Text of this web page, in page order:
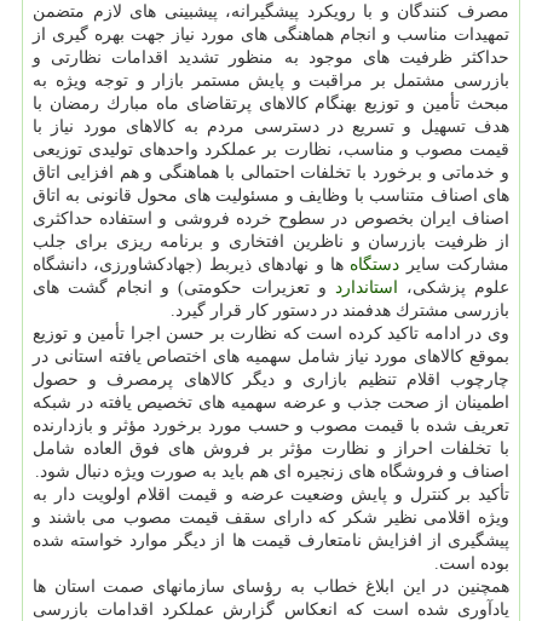
مصرف كنندگان و با رویكرد پیشگیرانه، پیشبینی های لازم متضمن
تمهیدات مناسب و انجام هماهنگی های مورد نیاز جهت بهره گیری از
حداكثر ظرفیت های موجود به منظور تشدید اقدامات نظارتی و
بازرسی مشتمل بر مراقبت و پایش مستمر بازار و توجه ویژه به
مبحث تأمین و توزیع بهنگام كالاهای پرتقاضای ماه مبارك رمضان با
هدف تسهیل و تسریع در دسترسی مردم به كالاهای مورد نیاز با
قیمت مصوب و مناسب، نظارت بر عملكرد واحدهای تولیدی توزیعی
و خدماتی و برخورد با تخلفات احتمالی با هماهنگی و هم افزایی اتاق
های اصناف متناسب با وظایف و مسئولیت های محول قانونی به اتاق
اصناف ایران بخصوص در سطوح خرده فروشی و استفاده حداكثری
از ظرفیت بازرسان و ناظرین افتخاری و برنامه ریزی برای جلب
مشاركت سایر دستگاه ها و نهادهای ذیربط (جهادكشاورزی، دانشگاه
علوم پزشكی، استاندارد
و تعزیرات حكومتی) و انجام گشت های
بازرسی مشترك هدفمند در دستور كار قرار گیرد.
وی در ادامه تاكید كرده است كه نظارت بر حسن اجرا تأمین و توزیع
بموقع كالاهای مورد نیاز شامل سهمیه های اختصاص یافته استانی در
چارچوب اقلام تنظیم بازاری و دیگر كالاهای پرمصرف و حصول
اطمینان از صحت جذب و عرضه سهمیه های تخصیص یافته در شبكه
تعریف شده با قیمت مصوب و حسب مورد برخورد مؤثر و بازدارنده
با تخلفات احراز و نظارت مؤثر بر فروش های فوق العاده شامل
اصناف و فروشگاه های زنجیره ای هم باید به صورت ویژه دنبال شود.
تأكید بر كنترل و پایش وضعیت عرضه و قیمت اقلام اولویت دار به
ویژه اقلامی نظیر شكر كه دارای سقف قیمت مصوب می باشند و
پیشگیری از افزایش نامتعارف قیمت ها از دیگر موارد خواسته شده
بوده است.
همچنین در این ابلاغ خطاب به رؤسای سازمانهای صمت استان ها
یادآوری شده است كه انعكاس گزارش عملكرد اقدامات بازرسی